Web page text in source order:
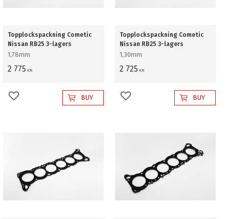
Topplockspackning Cometic
Nissan RB25 3-lagers
1,78mm
2 775 KR
Add to favorites BUY
Topplockspackning Cometic
Nissan RB25 3-lagers
1,30mm
2 725 KR
Add to favorites BUY